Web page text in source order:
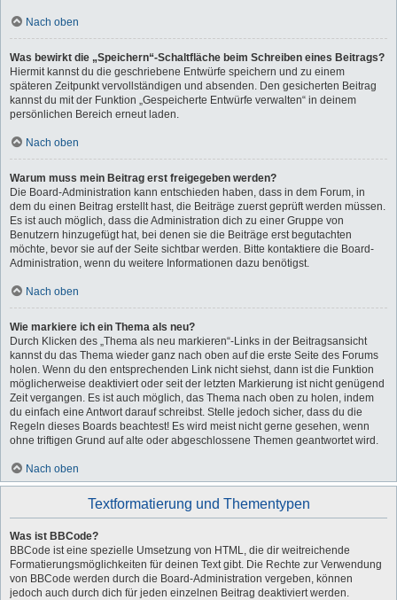
Nach oben
Was bewirkt die „Speichern“-Schaltfläche beim Schreiben eines Beitrags?
Hiermit kannst du die geschriebene Entwürfe speichern und zu einem
späteren Zeitpunkt vervollständigen und absenden. Den gesicherten Beitrag
kannst du mit der Funktion „Gespeicherte Entwürfe verwalten“ in deinem
persönlichen Bereich erneut laden.
Nach oben
Warum muss mein Beitrag erst freigegeben werden?
Die Board-Administration kann entschieden haben, dass in dem Forum, in
dem du einen Beitrag erstellt hast, die Beiträge zuerst geprüft werden müssen.
Es ist auch möglich, dass die Administration dich zu einer Gruppe von
Benutzern hinzugefügt hat, bei denen sie die Beiträge erst begutachten
möchte, bevor sie auf der Seite sichtbar werden. Bitte kontaktiere die Board-
Administration, wenn du weitere Informationen dazu benötigst.
Nach oben
Wie markiere ich ein Thema als neu?
Durch Klicken des „Thema als neu markieren“-Links in der Beitragsansicht
kannst du das Thema wieder ganz nach oben auf die erste Seite des Forums
holen. Wenn du den entsprechenden Link nicht siehst, dann ist die Funktion
möglicherweise deaktiviert oder seit der letzten Markierung ist nicht genügend
Zeit vergangen. Es ist auch möglich, das Thema nach oben zu holen, indem
du einfach eine Antwort darauf schreibst. Stelle jedoch sicher, dass du die
Regeln dieses Boards beachtest! Es wird meist nicht gerne gesehen, wenn
ohne triftigen Grund auf alte oder abgeschlossene Themen geantwortet wird.
Nach oben
Textformatierung und Thementypen
Was ist BBCode?
BBCode ist eine spezielle Umsetzung von HTML, die dir weitreichende
Formatierungsmöglichkeiten für deinen Text gibt. Die Rechte zur Verwendung
von BBCode werden durch die Board-Administration vergeben, können
jedoch auch durch dich für jeden einzelnen Beitrag deaktiviert werden.